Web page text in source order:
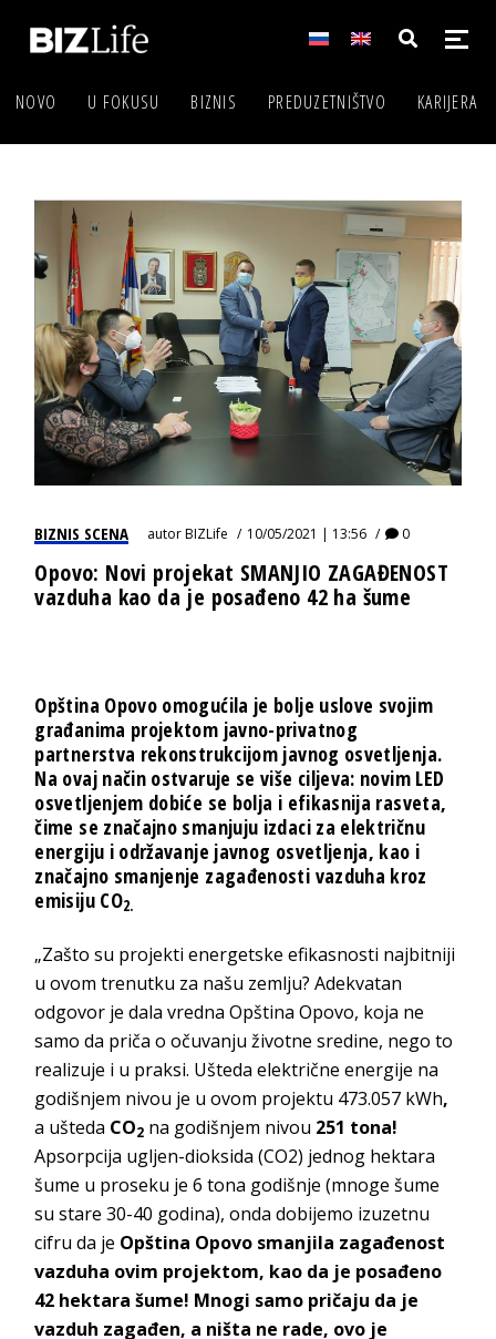
NOVO U FOKUSU BIZNIS PREDUZETNIŠTVO KARIJERA
BIZNIS SCENA autorBIZLife 10/05/2021 | 13:56 0
Opovo: Novi projekat SMANJIO ZAGAĐENOST
vazduha kao da je posađeno 42 ha šume
Opština Opovo omogućila je bolje uslove svojim
građanima projektom javno-privatnog
partnerstva rekonstrukcijom javnog osvetljenja.
Na ovaj način ostvaruje se više ciljeva: novim LED
osvetljenjem dobiće se bolja i efikasnija rasveta,
čime se značajno smanjuju izdaci za električnu
energiju i održavanje javnog osvetljenja, kao i
značajno smanjenje zagađenosti vazduha kroz
emisiju CO2.
„Zašto su projekti energetske efikasnosti najbitniji
u ovom trenutku za našu zemlju? Adekvatan
odgovor je dala vredna Opština Opovo, koja ne
samo da priča o očuvanju životne sredine, nego to
realizuje i u praksi. Ušteda električne energije na
godišnjem nivou je u ovom projektu 473.057 kWh,
a ušteda CO2 na godišnjem nivou 251 tona!
Apsorpcija ugljen-dioksida (CO2) jednog hektara
šume u proseku je 6 tona godišnje (mnoge šume
su stare 30-40 godina), onda dobijemo izuzetnu
cifru da je Opština Opovo smanjila zagađenost
vazduha ovim projektom, kao da je posađeno
42 hektara šume! Mnogi samo pričaju da je
vazduh zagađen, a ništa ne rade, ovo je